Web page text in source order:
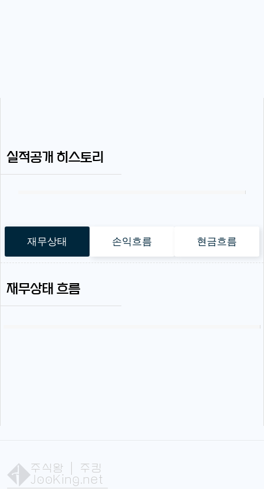
실적공개 히스토리
재무상태 손익흐름 현금흐름
재무상태 흐름
주식왕 | 주킹
JooKing.net